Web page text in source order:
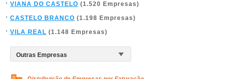
VIANA DO CASTELO (1.520 Empresas)
CASTELO BRANCO (1.198 Empresas)
VILA REAL (1.148 Empresas)